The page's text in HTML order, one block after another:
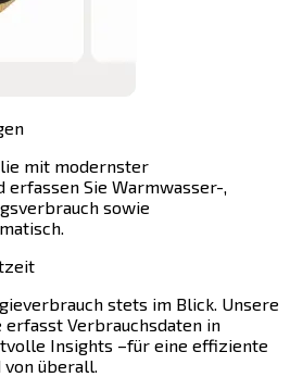
mit modernster
erfassen Sie Warmwasser-,
sowie
stets im Blick. Unsere
Verbrauchsdaten in
Insights –für eine effiziente
überall.